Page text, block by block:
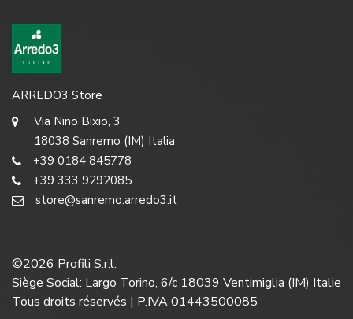
ARREDO3 Store
Via Nino Bixio, 3
18038 Sanremo (IM) Italia
+39 0184 845778
+39 333 9292085
store@sanremo.arredo3.it
©2026 Profili S.r.l.
Siège Social: Largo Torino, 6/c 18039 Ventimiglia (IM) Italie
Tous droits réservés | P.IVA 01443500085